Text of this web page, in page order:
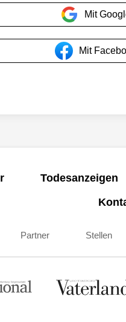
Mit
Mit
Todesanzeigen
Partner Stellen